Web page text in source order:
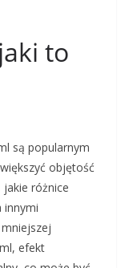
to
są popularnym
objętość
różnice
innymi
efekt